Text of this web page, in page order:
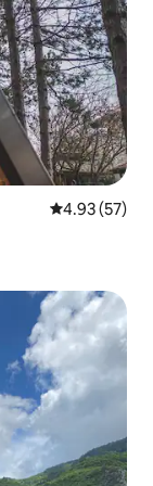
Calificación
4.93 (57)